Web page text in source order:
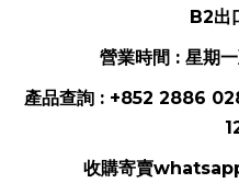
B2出
營業時間 : 星期
產品查詢 : +852 2886
收購寄賣